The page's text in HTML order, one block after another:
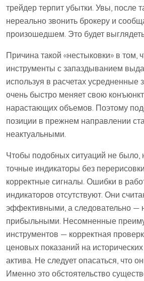
трейдер терпит убытки. Увы, после
нереально звонить брокеру и
произошедшем. Это будет
Причина такой «нестыковки» в том,
инструменты с запаздыванием
используя в расчетах усредненные
очень быстро меняет свою
нарастающих объемов. Поэтому
позиции в прежнем направлении
неактуальными.
Чтобы подобных ситуаций не было,
точные индикаторы без
корректные сигналы. Ошибки в
индикаторов отсутствуют. Они
эффективными, а следовательно —
прибыльными. Несомненные
инструментов — корректная
ценовых показаний на
актива. Не следует опасаться, что
Именно это обстоятельство